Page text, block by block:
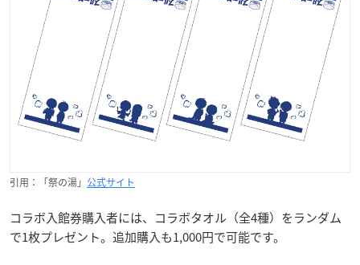
引用：「祭の湯」 公式サイト
コラボ入館券購入者には、コラボタオル（全4種）をランダム
で1枚プレゼント。追加購入も1,000円で可能です。